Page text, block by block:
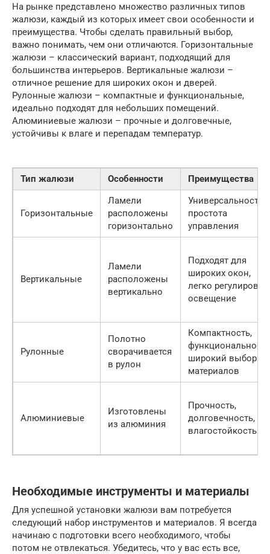
На рынке представлено множество различных типов
жалюзи, каждый из которых имеет свои особенности и
преимущества. Чтобы сделать правильный выбор,
важно понимать, чем они отличаются. Горизонтальные
жалюзи – классический вариант, подходящий для
большинства интерьеров. Вертикальные жалюзи –
отличное решение для широких окон и дверей.
Рулонные жалюзи – компактные и функциональные,
идеально подходят для небольших помещений.
Алюминиевые жалюзи – прочные и долговечные,
устойчивы к влаге и перепадам температур.
Тип жалюзи Особенности Преимущества
Горизонтальные
Ламели
расположены
горизонтально
Универсальность,
простота
управления
Вертикальные
Ламели
расположены
вертикально
Подходят для
широких окон,
легко
освещение
Рулонные
Полотно
сворачивается
в рулон
Компактность,
широкий выбор
материалов
Алюминиевые
Изготовлены
из алюминия
Прочность,
долговечность,
влагостойкость
Необходимые инструменты и материалы
Для успешной установки жалюзи вам потребуется
следующий набор инструментов и материалов. Я всегда
начинаю с подготовки всего необходимого, чтобы
потом не отвлекаться. Убедитесь, что у вас есть все,